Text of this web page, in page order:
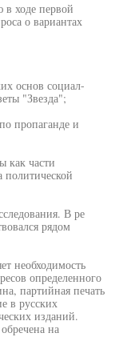
в ходе первой
о вариантах
основ социал-
"Звезда";
пропаганде и
как части
В ре
рядом
необходимость
определенного
партийная печать
в русских
изданий.
на